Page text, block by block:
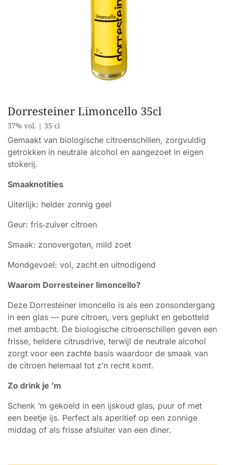
Dorresteiner Limoncello 35cl
37% vol. | 35 cl
Gemaakt van biologische citroenschillen, zorgvuldig
getrokken in neutrale alcohol en aangezoet in eigen
stokerij.
Smaaknotities
Uiterlijk: helder zonnig geel
Geur: fris‑zuiver citroen
Smaak: zonovergoten, mild zoet
Mondgevoel: vol, zacht en uitnodigend
Waarom Dorresteiner limoncello?
Deze Dorresteiner imoncello is als een zonsondergang
in een glas — pure citroen, vers geplukt en gebotteld
met ambacht. De biologische citroenschillen geven een
frisse, heldere citrusdrive, terwijl de neutrale alcohol
zorgt voor een zachte basis waardoor de smaak van
de citroen helemaal tot z’n recht komt.
Zo drink je ’m
Schenk ‘m gekoeld in een ijskoud glas, puur of met
een beetje ijs. Perfect als aperitief op een zonnige
middag of als frisse afsluiter van een diner.